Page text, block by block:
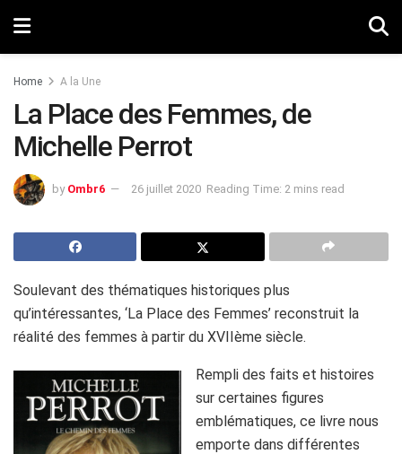
Home A la Une
La Place des Femmes, de
Michelle Perrot
by Ombr6 26 juillet 2020 Reading Time: 2 mins read
Soulevant des thématiques historiques plus
qu’intéressantes, ‘La Place des Femmes’ reconstruit la
réalité des femmes à partir du XVIIème siècle.
Rempli des faits et histoires
sur certaines figures
emblématiques, ce livre nous
emporte dans différentes